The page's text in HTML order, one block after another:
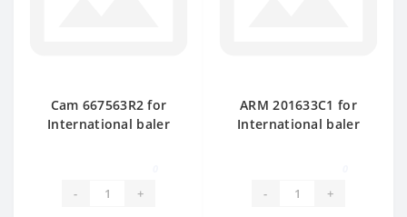
Cam 667563R2 for
International baler
- +
ARM 201633C1 for
International baler
- +